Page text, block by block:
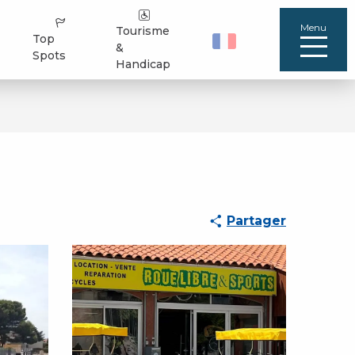
Top
Spots
Tourisme
&
Handicap
Menu
Partager